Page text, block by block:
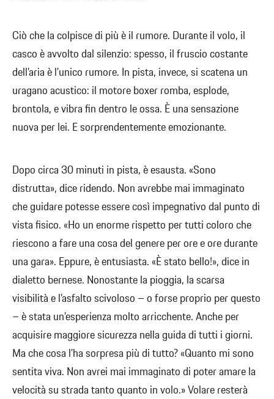
Ciò che la colpisce di più è il rumore. Durante il volo, il
casco è avvolto dal silenzio: spesso, il fruscio costante
dell’aria è l’unico rumore. In pista, invece, si scatena un
uragano acustico: il motore boxer romba, esplode,
brontola, e vibra fin dentro le ossa. È una sensazione
nuova per lei. E sorprendentemente emozionante.
Dopo circa 30 minuti in pista, è esausta. «Sono
distrutta», dice ridendo. Non avrebbe mai immaginato
che guidare potesse essere così impegnativo dal punto di
vista fisico. «Ho un enorme rispetto per tutti coloro che
riescono a fare una cosa del genere per ore e ore durante
una gara». Eppure, è entusiasta. «È stato bello!», dice in
dialetto bernese. Nonostante la pioggia, la scarsa
visibilità e l’asfalto scivoloso – o forse proprio per questo
– è stata un’esperienza molto arricchente. Anche per
acquisire maggiore sicurezza nella guida di tutti i giorni.
Ma che cosa l’ha sorpresa più di tutto? «Quanto mi sono
sentita viva. Non avrei mai immaginato di poter amare la
velocità su strada tanto quanto in volo.» Volare resterà